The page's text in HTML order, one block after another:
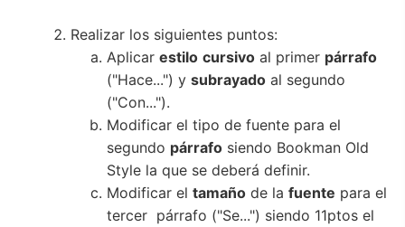
Realizar los siguientes puntos:
Aplicar estilo cursivo al primer párrafo
("Hace...") y subrayado al segundo
("Con...").
Modificar el tipo de fuente para el
segundo párrafo siendo Bookman Old
Style la que se deberá definir.
Modificar el tamaño de la fuente para el
tercer párrafo ("Se...") siendo 11ptos el